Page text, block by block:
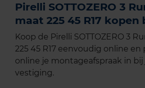
Pirelli SOTTOZERO 3
maat 225 45 R17
Koop de Pirelli SOTTOZERO 3
225 45 R17 eenvoudig online en
online je montageafspraak in
vestiging.